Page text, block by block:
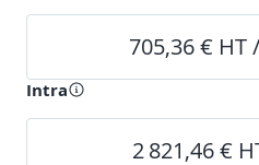
705,36 € HT
Intra
2 821,46 €